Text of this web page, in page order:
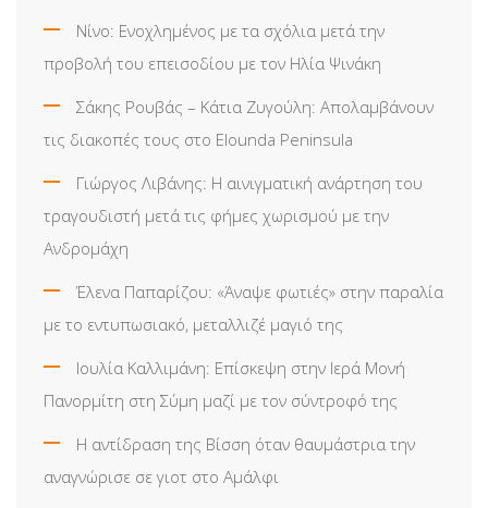
Νίνο: Ενοχλημένος με τα σχόλια μετά την
προβολή του επεισοδίου με τον Ηλία Ψινάκη
Σάκης Ρουβάς – Κάτια Ζυγούλη: Απολαμβάνουν
τις διακοπές τους στο Elounda Peninsula
Γιώργος Λιβάνης: Η αινιγματική ανάρτηση του
τραγουδιστή μετά τις φήμες χωρισμού με την
Ανδρομάχη
Έλενα Παπαρίζου: «Άναψε φωτιές» στην παραλία
με το εντυπωσιακό, μεταλλιζέ μαγιό της
Ιουλία Καλλιμάνη: Επίσκεψη στην Ιερά Μονή
Πανορμίτη στη Σύμη μαζί με τον σύντροφό της
Η αντίδραση της Βίσση όταν θαυμάστρια την
αναγνώρισε σε γιοτ στο Αμάλφι